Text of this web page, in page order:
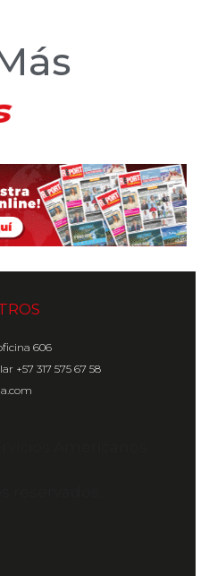
606
+57 317 575 67 58